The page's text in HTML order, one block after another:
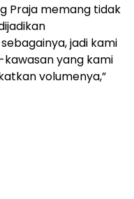
Praja memang tidak
jadi kami
yang kami
volumenya,”